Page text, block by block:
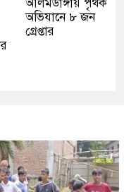
আলমডাঙ্গায় পৃথক
অভিযানে ৮ জন
গ্রেপ্তার